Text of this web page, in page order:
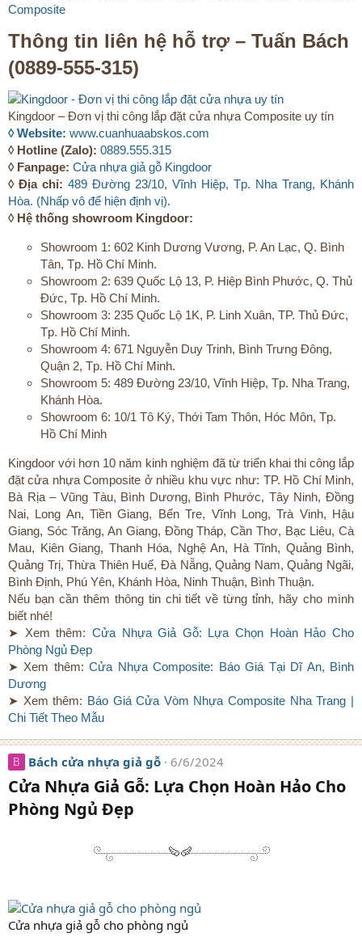
Composite
Thông tin liên hệ hỗ trợ – Tuấn Bách
(0889-555-315)​
Kingdoor – Đơn vị thi công lắp đặt cửa nhựa Composite uy tín
◊ Website: www.cuanhuaabskos.com
◊ Hotline (Zalo): 0889.555.315
◊ Fanpage: Cửa nhựa giả gỗ Kingdoor
◊ Địa chỉ: 489 Đường 23/10, Vĩnh Hiệp, Tp. Nha Trang, Khánh
Hòa. (Nhấp vô để hiện định vị).
◊ Hệ thống showroom Kingdoor:
Showroom 1: 602 Kinh Dương Vương, P. An Lạc, Q. Bình
Tân, Tp. Hồ Chí Minh.
Showroom 2: 639 Quốc Lộ 13, P. Hiệp Bình Phước, Q. Thủ
Đức, Tp. Hồ Chí Minh.
Showroom 3: 235 Quốc Lộ 1K, P. Linh Xuân, TP. Thủ Đức,
Tp. Hồ Chí Minh.
Showroom 4: 671 Nguyễn Duy Trinh, Bình Trưng Đông,
Quận 2, Tp. Hồ Chí Minh.
Showroom 5: 489 Đường 23/10, Vĩnh Hiệp, Tp. Nha Trang,
Khánh Hòa.
Showroom 6: 10/1 Tô Ký, Thới Tam Thôn, Hóc Môn, Tp.
Hồ Chí Minh
Kingdoor với hơn 10 năm kinh nghiệm đã từ triển khai thi công lắp
đặt cửa nhựa Composite ở nhiều khu vực như: TP. Hồ Chí Minh,
Bà Rịa – Vũng Tàu, Bình Dương, Bình Phước, Tây Ninh, Đồng
Nai, Long An, Tiền Giang, Bến Tre, Vĩnh Long, Trà Vinh, Hậu
Giang, Sóc Trăng, An Giang, Đồng Tháp, Cần Thơ, Bạc Liêu, Cà
Mau, Kiên Giang, Thanh Hóa, Nghệ An, Hà Tĩnh, Quảng Bình,
Quảng Trị, Thừa Thiên Huế, Đà Nẵng, Quảng Nam, Quảng Ngãi,
Bình Định, Phú Yên, Khánh Hòa, Ninh Thuận, Bình Thuận.
Nếu bạn cần thêm thông tin chi tiết về từng tỉnh, hãy cho mình
biết nhé!
➤ Xem thêm: Cửa Nhựa Giả Gỗ: Lựa Chọn Hoàn Hảo Cho
Phòng Ngủ Đẹp
➤ Xem thêm:Cửa Nhựa Composite: Báo Giá Tại Dĩ An, Bình
Dương
➤ Xem thêm: Báo Giá Cửa Vòm Nhựa Composite Nha Trang |
Chi Tiết Theo Mẫu
B Bách cửa nhựa giả gỗ 6/6/2024
Cửa Nhựa Giả Gỗ: Lựa Chọn Hoàn Hảo Cho
Phòng Ngủ Đẹp​
Cửa nhựa giả gỗ cho phòng ngủ